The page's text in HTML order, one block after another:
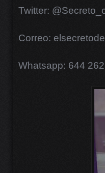
Twitter:
Correo:
Whatsapp: 644